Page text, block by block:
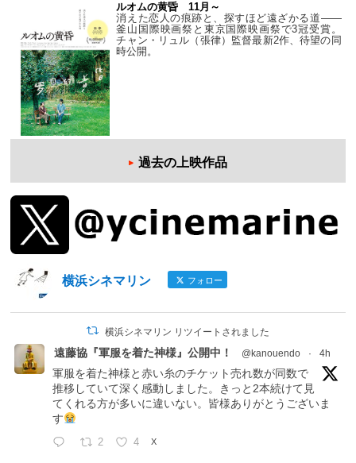
ルオムの黄昏 11月～
消えた恋人の痕跡と、探すほど遠ざかる道——
釜山国際映画祭と東京国際映画祭で3冠受賞。
チャン・リュル（張律）監督最新2作、待望の同
時公開。
過去の上映作品
横浜シネマリン フォロー
横浜シネマリン リツイートされました
遠藤協『軍服を着た神様』公開中！ @kanouendo · 4h
軍服を着た神様と赤い糸のチケット売れ数が同数で
推移していて深く感動しました。きっと2本続けて見
てくれる方が多いに違いない。皆様ありがとうございま
す
2 4 X